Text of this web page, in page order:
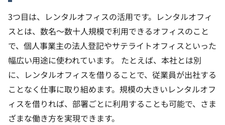
3つ目は、レンタルオフィスの活用です。レンタルオフィ
スとは、数名〜数十人規模で利用できるオフィスのこと
で、個人事業主の法人登記やサテライトオフィスといった
幅広い用途に使われています。
たとえば、本社とは別
に、レンタルオフィスを借りることで、従業員が出社する
ことなく仕事に取り組めます。規模の大きいレンタルオフ
ィスを借りれば、部署ごとに利用することも可能で、さま
ざまな働き方を実現できます。